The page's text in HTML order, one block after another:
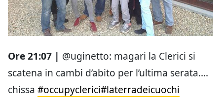
Ore 21:07 | @uginetto: magari la Clerici si
scatena in cambi d’abito per l’ultima serata….
chissa #occupyclerici#laterradeicuochi